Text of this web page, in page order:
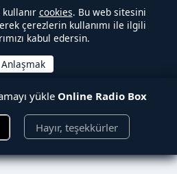
cookies. Bu web sitesini
çerezlerin kullanımı ile ilgili
kabul edersin.
yükle Online Radio Box
Hayır, teşekkürler